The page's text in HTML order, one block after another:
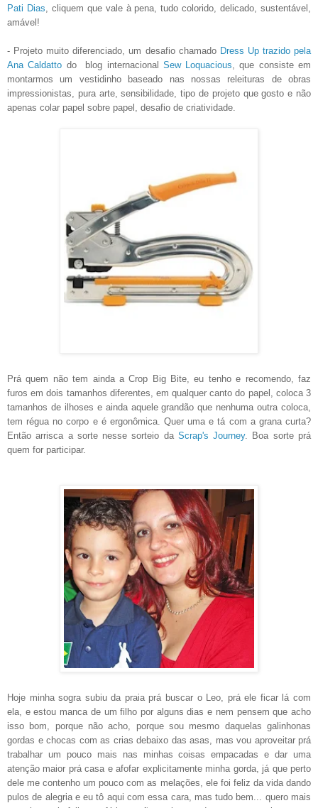
Pati Dias , cliquem que vale à pena, tudo colorido, delicado, sustentável,
amável!
- Projeto muito diferenciado, um desafio chamado Dress Up trazido pela
Ana Caldatto do blog internacional Sew Loquacious , que consiste em
montarmos um vestidinho baseado nas nossas releituras de obras
impressionistas, pura arte, sensibilidade, tipo de projeto que gosto e não
apenas colar papel sobre papel, desafio de criatividade.
Prá quem não tem ainda a Crop Big Bite, eu tenho e recomendo, faz
furos em dois tamanhos diferentes, em qualquer canto do papel, coloca 3
tamanhos de ilhoses e ainda aquele grandão que nenhuma outra coloca,
tem régua no corpo e é ergonômica. Quer uma e tá com a grana curta?
Então arrisca a sorte nesse sorteio da Scrap's Journey. Boa sorte prá
quem for participar.
Hoje minha sogra subiu da praia prá buscar o Leo, prá ele ficar lá com
ela, e estou manca de um filho por alguns dias e nem pensem que acho
isso bom, porque não acho, porque sou mesmo daquelas galinhonas
gordas e chocas com as crias debaixo das asas, mas vou aproveitar prá
trabalhar um pouco mais nas minhas coisas empacadas e dar uma
atenção maior prá casa e afofar explicitamente minha gorda, já que perto
dele me contenho um pouco com as melações, ele foi feliz da vida dando
pulos de alegria e eu tô aqui com essa cara, mas tudo bem... quero mais